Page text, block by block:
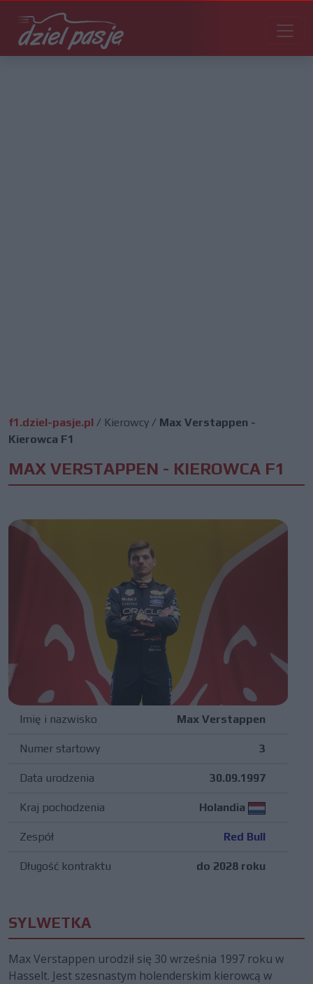
f1.dziel-pasje.pl / Kierowcy / Max Verstappen -
Kierowca F1
MAX VERSTAPPEN - KIEROWCA F1
Imię i nazwisko Max Verstappen
Numer startowy 3
Data urodzenia 30.09.1997
Kraj pochodzenia Holandia
Zespół Red Bull
Długość kontraktu do 2028 roku
SYLWETKA
Max Verstappen urodził się 30 września 1997 roku w
Hasselt. Jest szesnastym holenderskim kierowcą w